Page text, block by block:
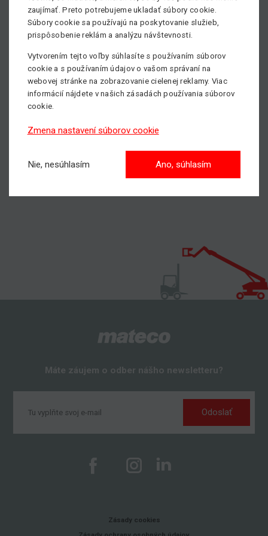
teleskopických manipulátorov, pracovných plošín,
teleskopických plošín a mini žeriavov,ktoré nie sú ľahko
dostupné na lokálnych trhoch. Prostredníctvom
schopných re-rent sadzieb dodávame Special
Equipmentslokálnymi certifikátmi za prijateľné prepravné
náklady.
Pošlite nám nezáväznýdopyt
Máte záujem o odber nášho newsletteru?
Odoslať
Zásady cookies
zaujímať. Preto potrebujeme ukladať súbory cookie.
Súbory cookie sa používajú na poskytovanie služieb,
prispôsobenie reklám a analýzu návštevnosti.
Vytvorením tejto voľby súhlasíte s používaním súborov
cookie a s používaním údajov o vašom správaní na
webovej stránke na zobrazovanie cielenej reklamy. Viac
informácií nájdete v našich zásadách používania súborov
cookie.
Zmena nastavení súborov cookie
Nie, nesúhlasím Ano, súhlasím